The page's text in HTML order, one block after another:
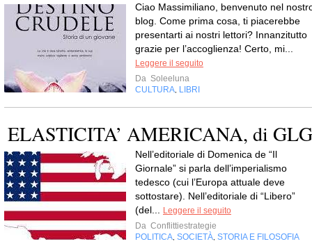
Ciao Massimiliano, benvenuto nel
blog. Come prima cosa, ti piacerebbe
presentarti ai nostri lettori? Innanzitutto
grazie per l’accoglienza! Certo, mi...
Leggere il seguito
Da Soleeluna
CULTURA LIBRI
ELASTICITA’ AMERICANA, di GLG
Nell’editoriale di Domenica de “Il
Giornale” si parla dell’imperialismo
tedesco (cui l’Europa attuale deve
sottostare). Nell’editoriale di “Libero”
(del...
Leggere il seguito
Da Conflittiestrategie
POLITICA SOCIETÀ STORIA E FILOSOFIA